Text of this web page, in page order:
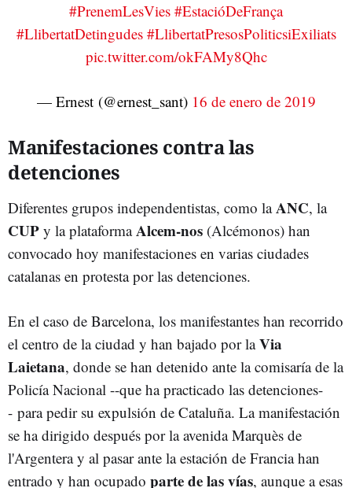
#PrenemLesVies #EstacióDeFrança
#LlibertatDetingudes #LlibertatPresosPoliticsiExiliats
pic.twitter.com/okFAMy8Qhc
— Ernest (@ernest_sant) 16 de enero de 2019
Manifestaciones contra las
detenciones
Diferentes grupos independentistas, como laANC, la
CUP y la plataformaAlcem-nos (Alcémonos) han
convocado hoy manifestaciones en varias ciudades
catalanas en protesta por las detenciones.
En el caso de Barcelona, los manifestantes han recorrido
el centro de la ciudad y han bajado por laVia
Laietana, donde se han detenido ante la comisaría de la
Policía Nacional --que ha practicado las detenciones-
- para pedir su expulsión de Cataluña. La manifestación
se ha dirigido después por la avenida Marquès de
l'Argentera y al pasar ante la estación de Francia han
entrado y han ocupado parte de las vías, aunque a esas